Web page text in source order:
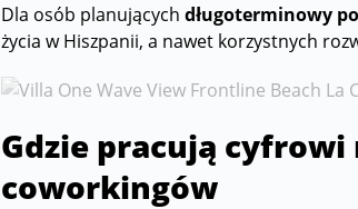
Dla osób planujących długoterminowy
życia w Hiszpanii, a nawet korzystnych
Gdzie pracują
coworkingów